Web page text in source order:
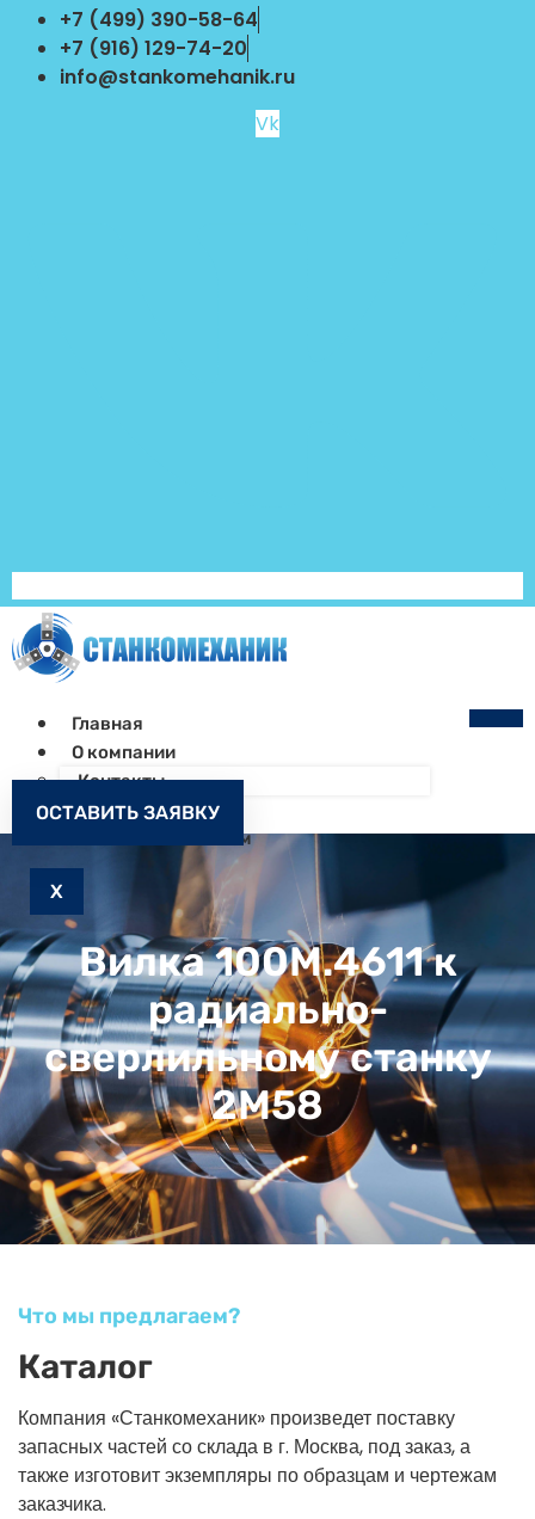
Перейти
содержимому
+7 (499) 390-58-64
+7 (916) 129-74-20
info@stankomehanik.ru
Vk
Главная
О компании
Контакты
Как заказать
Запчасти к станкам
X
ОСТАВИТЬ ЗАЯВКУ
Вилка 100М.4611 к
радиально-
сверлильному станку
2М58
Что мы предлагаем?
Каталог
Компания «Станкомеханик» произведет поставку
запасных частей со склада в г. Москва, под заказ, а
также изготовит экземпляры по образцам и чертежам
заказчика.